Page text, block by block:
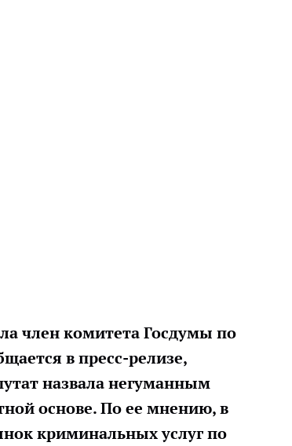
член комитета Госдумы по
в пресс-релизе,
назвала негуманным
основе. По ее мнению, в
криминальных услуг по